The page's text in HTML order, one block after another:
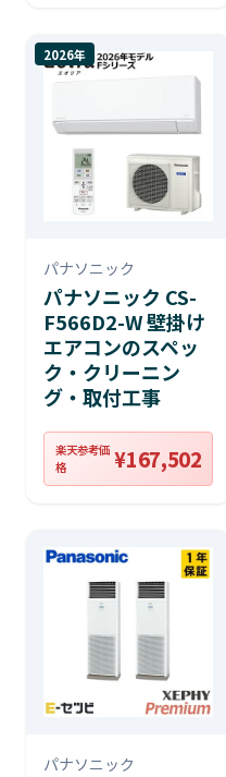
2026年
パナソニック
パナソニック CS-
F566D2-W 壁掛け
エアコンのスペッ
ク・クリーニン
グ・取付工事
楽天参考価
格
¥167,502
パナソニック